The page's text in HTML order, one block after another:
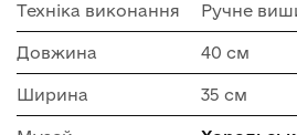
Техніка виконання Ручне
Довжина 40 см
Ширина 35 см